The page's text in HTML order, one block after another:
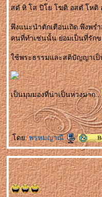
สตํ หิ โส ปิโย โฆติ อสตํ โ
พึงแนะนำตักเตือนเถิด พึงพร่
คนที่ทำเช่นนั้น ย่อมเป็นที่รัก
ช้พระธรรมและสติปัญญาเป็
เป็นมุมมองที่น่าเป็นห่วงมาก...
ดย:พรหมญาณี